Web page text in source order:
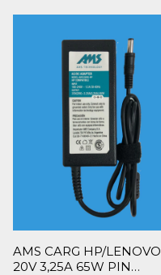
AMS CARG HP/LENOVO
20V 3,25A 65W PIN